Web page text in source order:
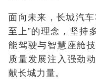
面向未来，长城汽
至上”的理念，坚持
能驾驶与智慧座舱
质量发展注入强劲
献长城力量。